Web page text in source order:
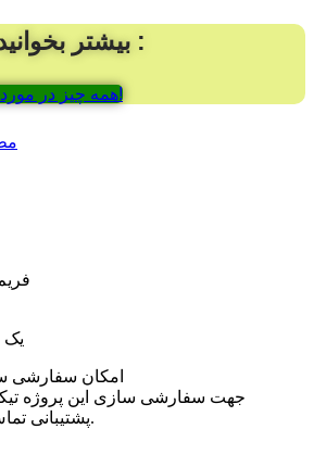
بیشتر بخوانید :
همه چیز در مورد پرستاشاپ 8.0 + دانلود!
یک
امکان سفارشی
جهت سفارشی سازی این پروژه تیکت
پشتیبانی تماس حاصل فرمایید.